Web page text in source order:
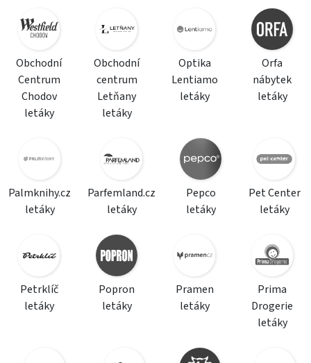
Obchodní
Centrum
Chodov
letáky
Obchodní
centrum
Letňany
letáky
Optika
Lentiamo
letáky
Orfa
nábytek
letáky
Palmknihy.cz
letáky
Parfemland.cz
letáky
Pepco
letáky
Pet Center
letáky
Petrklíč
letáky
Popron
letáky
Pramen
letáky
Prima
Drogerie
letáky